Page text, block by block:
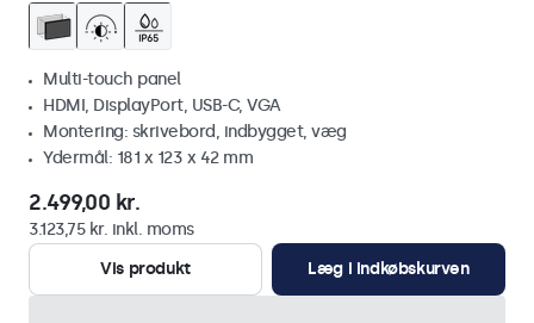
Multi-touch panel
HDMI, DisplayPort, USB-C, VGA
Montering: skrivebord, indbygget, væg
Ydermål: 181 x 123 x 42 mm
2.499,00 kr.
3.123,75 kr. inkl. moms
Vis produkt
Læg i indkøbskurven